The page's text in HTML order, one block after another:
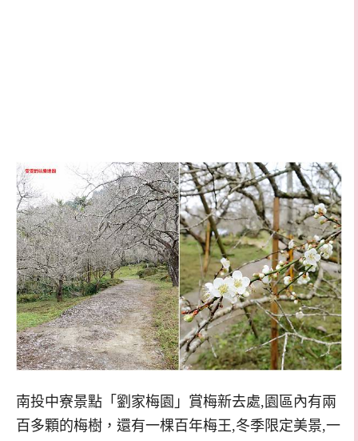
南投中寮景點「劉家梅園」賞梅新去處,園區內有兩
百多顆的梅樹，還有一棵百年梅王,冬季限定美景,一